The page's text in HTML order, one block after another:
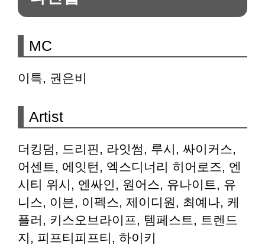
MC
이특, 권은비
Artist
더킹덤, 드리핀, 라잇썸, 루시, 싸이커스,
어센트, 에잇턴, 엑스디너리 히어로즈, 엔
시티 위시, 엔싸인, 원어스, 유나이트, 유
니스, 이븐, 이펙스, 제이디원, 최예나, 케
플러, 키스오브라이프, 템페스트, 트렌드
지, 피프티피프티, 하이키